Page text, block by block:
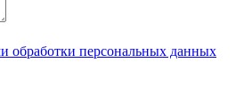
обработки персональных данных